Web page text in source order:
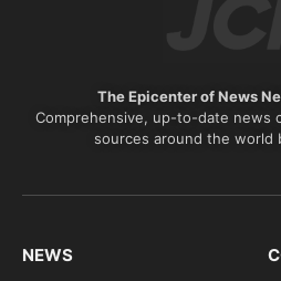
The Epicenter of News
Comprehensive, up-to-date news
sources around the world
NEWS